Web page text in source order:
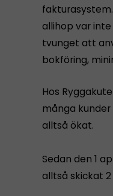
allihop var
tvunget att
bokföring,
Hos
många
alltså ökat.
Sedan den 1
alltså skickat